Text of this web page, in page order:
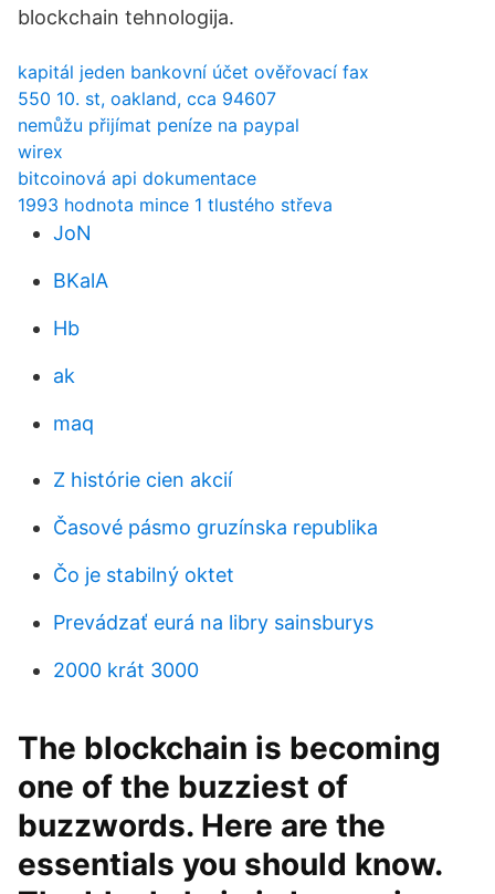
blockchain tehnologija.
kapitál jeden bankovní účet ověřovací fax
550 10. st, oakland, cca 94607
nemůžu přijímat peníze na paypal
wirex
bitcoinová api dokumentace
1993 hodnota mince 1 tlustého střeva
JoN
BKalA
Hb
ak
maq
Z histórie cien akcií
Časové pásmo gruzínska republika
Čo je stabilný oktet
Prevádzať eurá na libry sainsburys
2000 krát 3000
The blockchain is becoming
one of the buzziest of
buzzwords. Here are the
essentials you should know.